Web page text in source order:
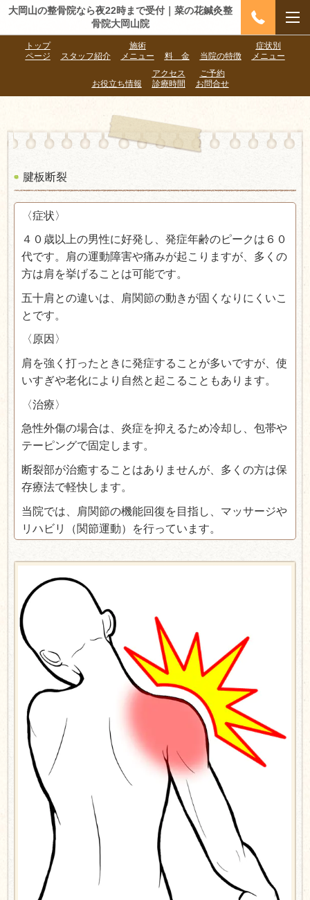
大岡山の整骨院なら夜22時まで受付｜菜の花鍼灸整
骨院大岡山院
トップ
ページ
スタッフ紹介
施術
メニュー
料 金 当院の特徴
症状別
メニュー
お役立ち情報
アクセス
診療時間
ご予約
お問合せ
腱板断裂
〈症状〉
４０歳以上の男性に好発し、発症年齢のピークは６０
代です。肩の運動障害や痛みが起こりますが、多くの
方は肩を挙げることは可能です。
五十肩との違いは、肩関節の動きが固くなりにくいこ
とです。
〈原因〉
肩を強く打ったときに発症することが多いですが、使
いすぎや老化により自然と起こることもあります。
〈治療〉
急性外傷の場合は、炎症を抑えるため冷却し、包帯や
テーピングで固定します。
断裂部が治癒することはありませんが、多くの方は保
存療法で軽快します。
当院では、肩関節の機能回復を目指し、マッサージや
リハビリ（関節運動）を行っています。